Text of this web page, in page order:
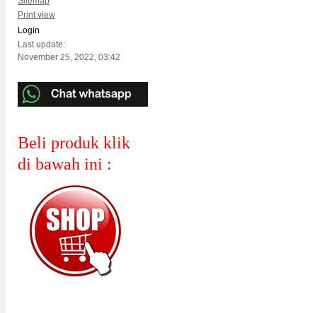
Print view
Login
Last update:
November 25, 2022, 03:42
Beli produk klik
di bawah ini :